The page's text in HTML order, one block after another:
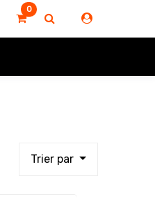
0
Trier par